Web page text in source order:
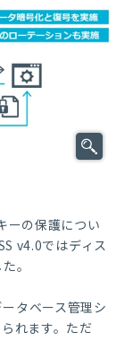
ーの保護につい
v4.0ではディス
。
タベース管理シ
れます。ただ